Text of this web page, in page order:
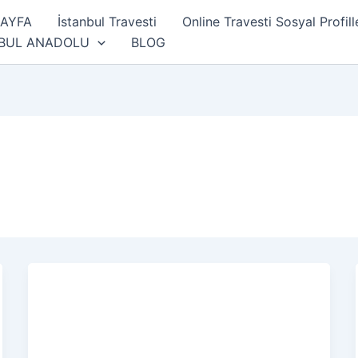
İstanbul Travesti
Online Travesti Sosyal
ANADOLU
BLOG